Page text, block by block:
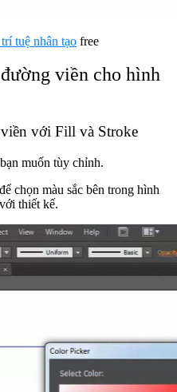
tuệ nhân tạo free
viền cho hình
với Fill và Stroke
muốn tùy chỉnh.
chọn màu sắc bên trong hình
thiết kế.